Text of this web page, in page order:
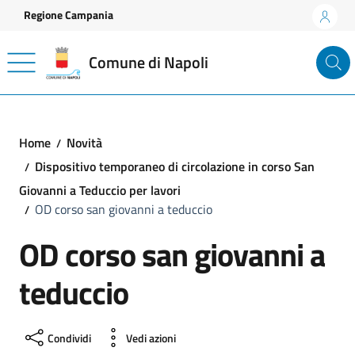
Vai ai contenuti
Vai al footer
Regione Campania
Comune di Napoli
Home
Novità
Dispositivo temporaneo di circolazione in corso San
Giovanni a Teduccio per lavori
OD corso san giovanni a teduccio
OD corso san giovanni a
teduccio
Condividi Vedi azioni